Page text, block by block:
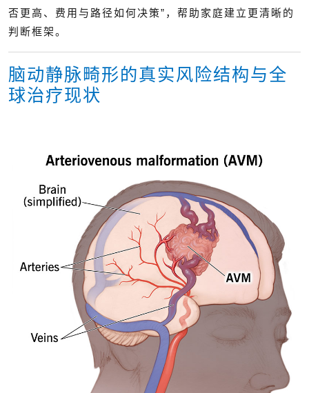
否更高、费用与路径如何决策”，帮助家庭建立更清晰的
判断框架。
脑动静脉畸形的真实风险结构与全
球治疗现状